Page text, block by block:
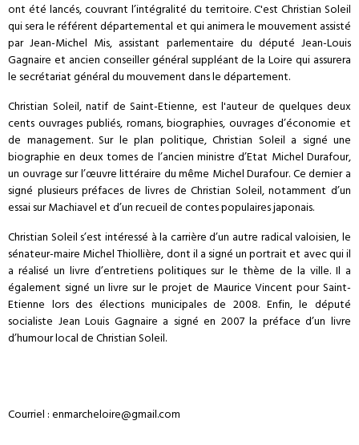
ont été lancés, couvrant l’intégralité du territoire. C'est Christian Soleil
qui sera le référent départemental et qui animera le mouvement assisté
par Jean-Michel Mis, assistant parlementaire du député Jean-Louis
Gagnaire et ancien conseiller général suppléant de la Loire qui assurera
le secrétariat général du mouvement dans le département.
Christian Soleil, natif de Saint-Etienne, est l'auteur de quelques deux
cents ouvrages publiés, romans, biographies, ouvrages d’économie et
de management. Sur le plan politique, Christian Soleil a signé une
biographie en deux tomes de l’ancien ministre d’Etat Michel Durafour,
un ouvrage sur l’œuvre littéraire du même Michel Durafour. Ce dernier a
signé plusieurs préfaces de livres de Christian Soleil, notamment d’un
essai sur Machiavel et d’un recueil de contes populaires japonais.
Christian Soleil s’est intéressé à la carrière d’un autre radical valoisien, le
sénateur-maire Michel Thiollière, dont il a signé un portrait et avec qui il
a réalisé un livre d’entretiens politiques sur le thème de la ville. Il a
également signé un livre sur le projet de Maurice Vincent pour Saint-
Etienne lors des élections municipales de 2008. Enfin, le député
socialiste Jean Louis Gagnaire a signé en 2007 la préface d’un livre
d’humour local de Christian Soleil.
Courriel : enmarcheloire@gmail.com